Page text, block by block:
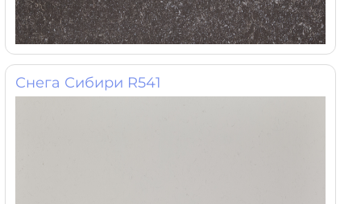
Снега Сибири R541